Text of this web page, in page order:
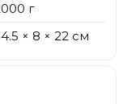
г
× 8 × 22 см